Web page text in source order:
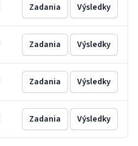
Zadania Výsledky
Zadania Výsledky
Zadania Výsledky
Zadania Výsledky